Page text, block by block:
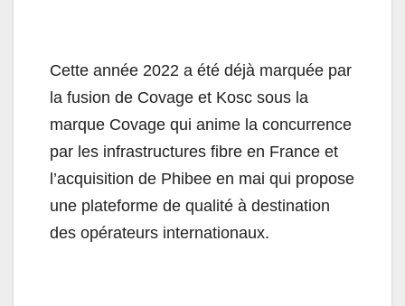
Cette année 2022 a été déjà marquée par
la fusion de Covage et Kosc sous la
marque Covage qui anime la concurrence
par les infrastructures fibre en France et
l’acquisition de Phibee en mai qui propose
une plateforme de qualité à destination
des opérateurs internationaux.